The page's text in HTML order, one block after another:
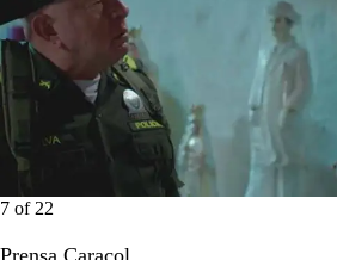
7 of 22
Prensa Caracol